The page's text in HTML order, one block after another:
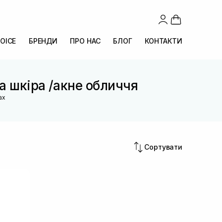
БРЕНДИ ПРО НАС БЛОГ КОНТАКТИ
шкіра /акне обличчя
Сортувати